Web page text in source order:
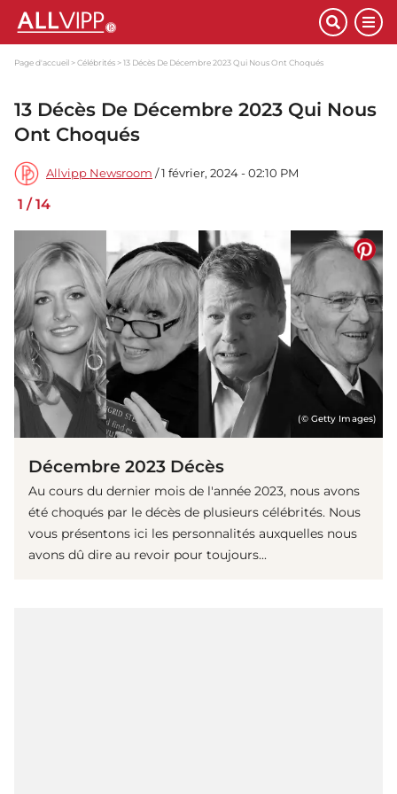
Page d'accueil Célébrités 13 Décès De Décembre 2023 Qui Nous Ont Choqués
13 Décès De Décembre 2023 Qui Nous
Ont Choqués
Allvipp Newsroom / 1 février, 2024 - 02:10 PM
1 /14
(© Getty Images)
Décembre 2023 Décès
Au cours du dernier mois de l'année 2023, nous avons
été choqués par le décès de plusieurs célébrités. Nous
vous présentons ici les personnalités auxquelles nous
avons dû dire au revoir pour toujours...